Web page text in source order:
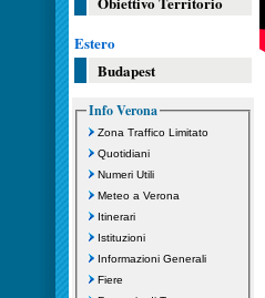
Estero
Budapest
Info Verona
Zona Traffico Limitato
Quotidiani
Numeri Utili
Meteo a Verona
Itinerari
Istituzioni
Informazioni Generali
Fiere